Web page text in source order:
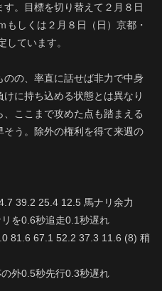
。目標を切り替えて２月８日
もしくは２月８日（日）京都・
しています。
の、率直に話せば非力で中身
に持ち込める状態とは異なり
ここまで攻めた点も踏まえる
う。除外の権利を得て来週の
39.2 25.4 12.5 馬ナリ余力
を0.6秒追走0.1秒遅れ
81.6 67.1 52.2 37.3 11.6 (8) 稍
外0.5秒先行0.3秒遅れ